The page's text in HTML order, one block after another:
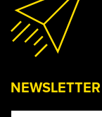
NEWSLETTER